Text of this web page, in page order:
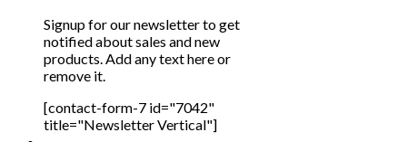
Signup for our newsletter to get
notified about sales and new
products. Add any text here or
remove it.
[contact-form-7 id="7042"
title="Newsletter Vertical"]